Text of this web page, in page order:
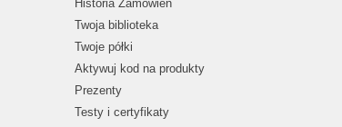
Historia Zamówień
Twoja biblioteka
Twoje półki
Aktywuj kod na produkty
Prezenty
Testy i certyfikaty